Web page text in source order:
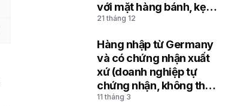
với mặt hàng bánh, kẹo
nhập khẩu
21 tháng 12
Hàng nhập từ Germany
và có chứng nhận xuất
xứ (doanh nghiệp tự
chứng nhận, không thể
hiện mã REX)
11 tháng 3